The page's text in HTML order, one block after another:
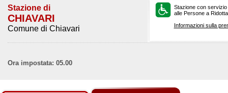
Stazione di
CHIAVARI
Comune di Chiavari
Stazione con
alle Persone a
Informazioni sulla
Ora impostata: 05.00